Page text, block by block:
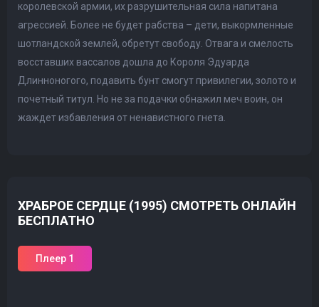
королевской армии, их разрушительная сила напитана
агрессией. Более не будет рабства – дети, выкормленные
шотландской землей, обретут свободу. Отвага и смелость
восставших вассалов дошла до Короля Эдуарда
Длинноногого, подавить бунт смогут привилегии, золото и
почетный титул. Но не за подачки обнажил меч воин, он
жаждет избавления от ненавистного гнета.
ХРАБРОЕ СЕРДЦЕ (1995) СМОТРЕТЬ ОНЛАЙН
БЕСПЛАТНО
Плеер 1